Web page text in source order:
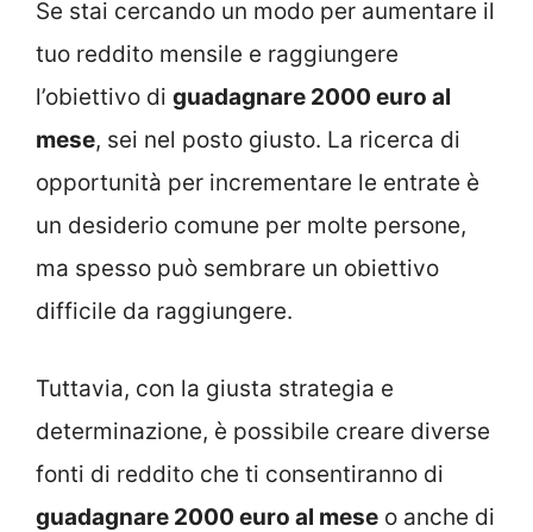
Se stai cercando un modo per aumentare il
tuo reddito mensile e raggiungere
l’obiettivo di guadagnare 2000 euro al
mese, sei nel posto giusto. La ricerca di
opportunità per incrementare le entrate è
un desiderio comune per molte persone,
ma spesso può sembrare un obiettivo
difficile da raggiungere.
Tuttavia, con la giusta strategia e
determinazione, è possibile creare diverse
fonti di reddito che ti consentiranno di
guadagnare 2000 euro al mese o anche di